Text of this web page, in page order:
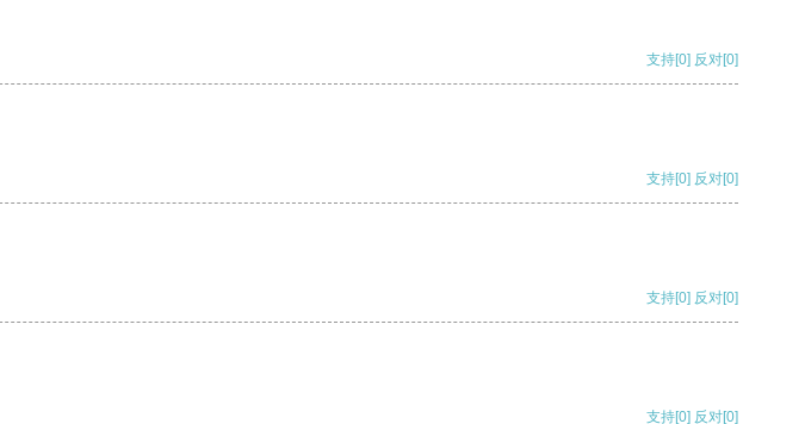
支持[0] 反对[0]
支持[0] 反对[0]
支持[0] 反对[0]
支持[0] 反对[0]